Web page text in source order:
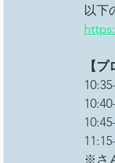
以下
【プ
※さ